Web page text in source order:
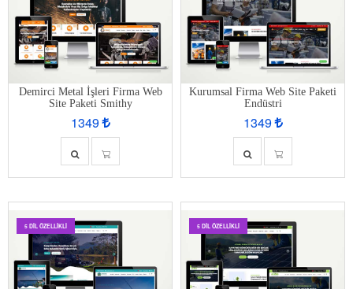
Demirci Metal İşleri Firma Web
Site Paketi Smithy
1349
Kurumsal Firma Web Site Paketi
Endüstri
1349
5 DIL ÖZELLIKLI 5 DIL ÖZELLIKLI